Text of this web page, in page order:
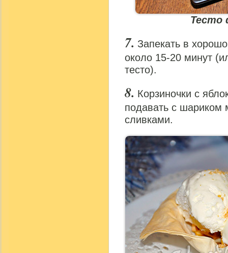
Тесто
Запекать в
около 15-20 минут
тесто).
Корзиночки с
подавать с шариком
сливками.